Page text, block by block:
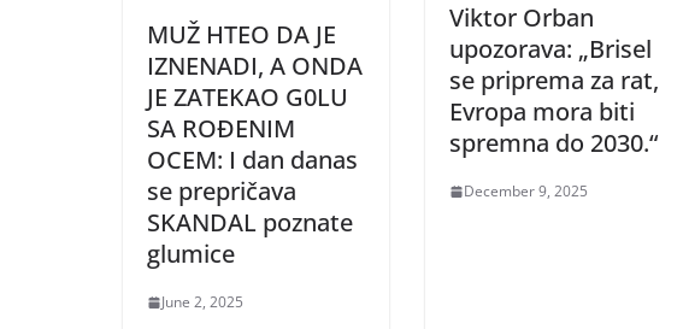
MUŽ HTEO DA JE
IZNENADI, A ONDA
JE ZATEKAO G0LU
SA ROĐENIM
OCEM: I dan danas
se prepričava
SKANDAL poznate
glumice
June 2, 2025
Viktor Orban
upozorava: „Brisel
se priprema za rat,
Evropa mora biti
spremna do 2030.“
December 9, 2025